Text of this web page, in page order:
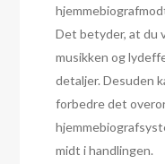
Det betyder, at du
musikken og
detaljer. Desuden
forbedre det
midt i handlingen.